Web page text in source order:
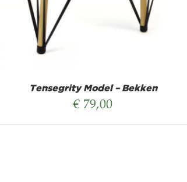
Tensegrity Model – Bekken
€ 79,00